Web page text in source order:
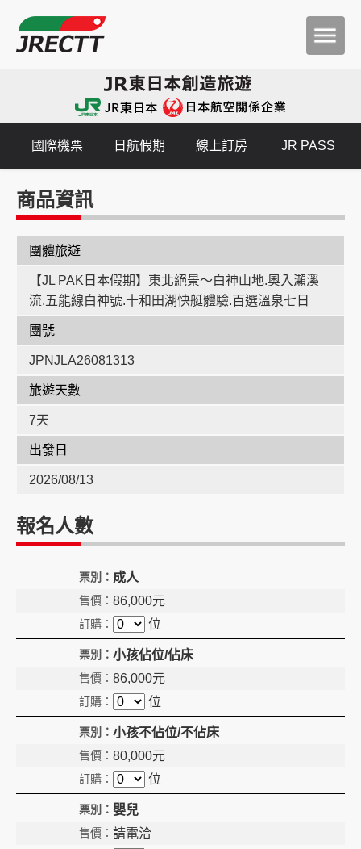
創造旅遊
國際機票 日航假期 線上訂房 JR PASS
商品資訊
團體旅遊
【JL PAK日本假期】東北絕景～白神山地.奧入瀨溪
流.五能線白神號.十和田湖快艇體驗.百選溫泉七日
團號
JPNJLA26081313
旅遊天數
7天
出發日
2026/08/13
報名人數
成人
86,000元
位
小孩佔位/佔床
86,000元
位
小孩不佔位/不佔床
80,000元
位
嬰兒
請電洽